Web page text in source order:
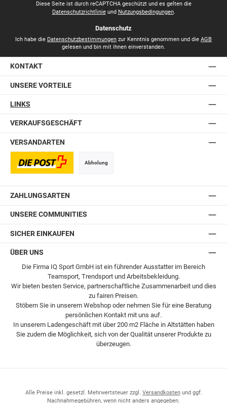
Diese Seite ist durch reCAPTCHA geschützt und es gelten die
Datenschutzrichtlinieund Nutzungsbedingungen.
Datenschutz
Ich habe die Datenschutzbestimmungen zur Kenntnis genommen und die AGB
gelesen und bin mit ihnen einverstanden.
KONTAKT
UNSERE VORTEILE
LINKS
VERKAUFSGESCHÄFT
VERSANDARTEN
Abholung
ZAHLUNGSARTEN
UNSERE COMMUNITIES
SICHER EINKAUFEN
ÜBER UNS
Die Firma IQ Sport GmbH ist ein führender Ausstatter im Bereich
Teamsport, Trendsport und Arbeitsbekleidung.
Wir bieten besten Service, partnerschaftliche Zusammenarbeit und dies
zu fairen Preisen.
Stöbern Sie in unserem Webshop oder nehmen Sie für eine Beratung
persönlichen Kontakt mit uns auf.
In unserem Ladengeschäft mit über 200 m2 Fläche in Altstätten haben
Sie zudem die Möglichkeit, sich von der Qualität unserer Produkte zu
überzeugen.
Alle Preise inkl. gesetzl. Mehrwertsteuer zzgl. Versandkostenund ggf.
Nachnahmegebühren, wenn nicht anders angegeben.